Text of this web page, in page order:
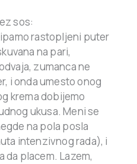
sos:
rastopljeni puter
na pari,
zumanca ne
i onda umesto onog
krema dobijemo
ukusa. Meni se
na pola posla
intenzivnog rada), i
da placem. Lazem,